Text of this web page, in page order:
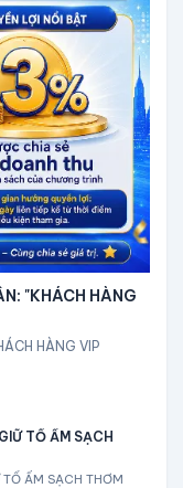
"KHÁCH HÀNG
HÀNG VIP
TỔ ẤM SẠCH
ẤM SẠCH THƠM